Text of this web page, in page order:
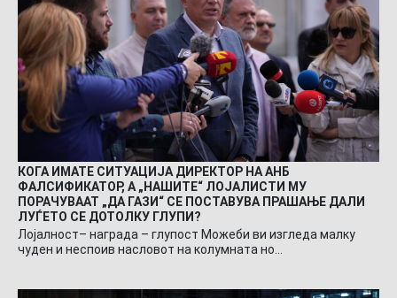
КОГА ИМАТЕ СИТУАЦИЈА ДИРЕКТОР НА АНБ
ФАЛСИФИКАТОР, А „НАШИТЕ“ ЛОЈАЛИСТИ МУ
ПОРАЧУВААТ „ДА ГАЗИ“ СЕ ПОСТАВУВА ПРАШАЊЕ ДАЛИ
ЛУЃЕТО СЕ ДОТОЛКУ ГЛУПИ?
Лојалност– награда – глупост Можеби ви изгледа малку
чуден и неспоив насловот на колумната но…